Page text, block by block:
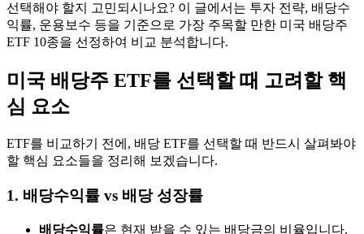
선택해야 할지 고민되시나요? 이 글에서는 투자 전략, 배당수
익률, 운용보수 등을 기준으로 가장 주목할 만한 미국 배당주
ETF 10종을 선정하여 비교 분석합니다.
미국 배당주 ETF를 선택할 때 고려할 핵
심 요소
ETF를 비교하기 전에, 배당 ETF를 선택할 때 반드시 살펴봐야
할 핵심 요소들을 정리해 보겠습니다.
1. 배당수익률 vs 배당 성장률
배당수익률은 현재 받을 수 있는 배당금의 비율입니다.